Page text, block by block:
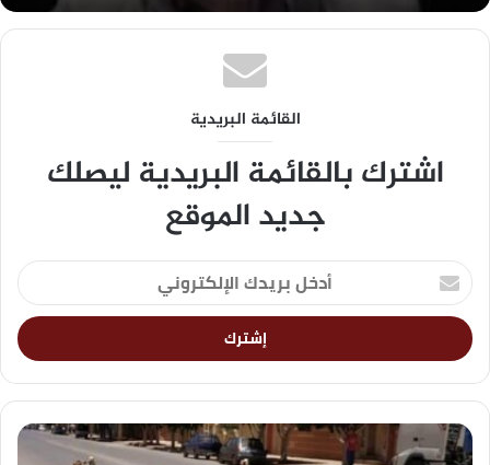
القائمة البريدية
اشترك بالقائمة البريدية ليصلك
جديد الموقع